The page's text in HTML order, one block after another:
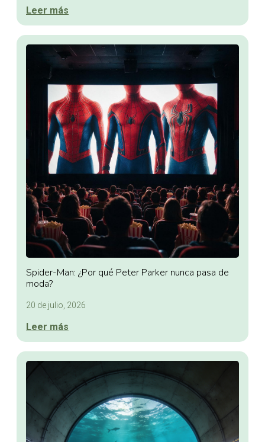
Leer más
Spider-Man: ¿Por qué Peter Parker nunca pasa de
moda?
20 de julio, 2026
Leer más